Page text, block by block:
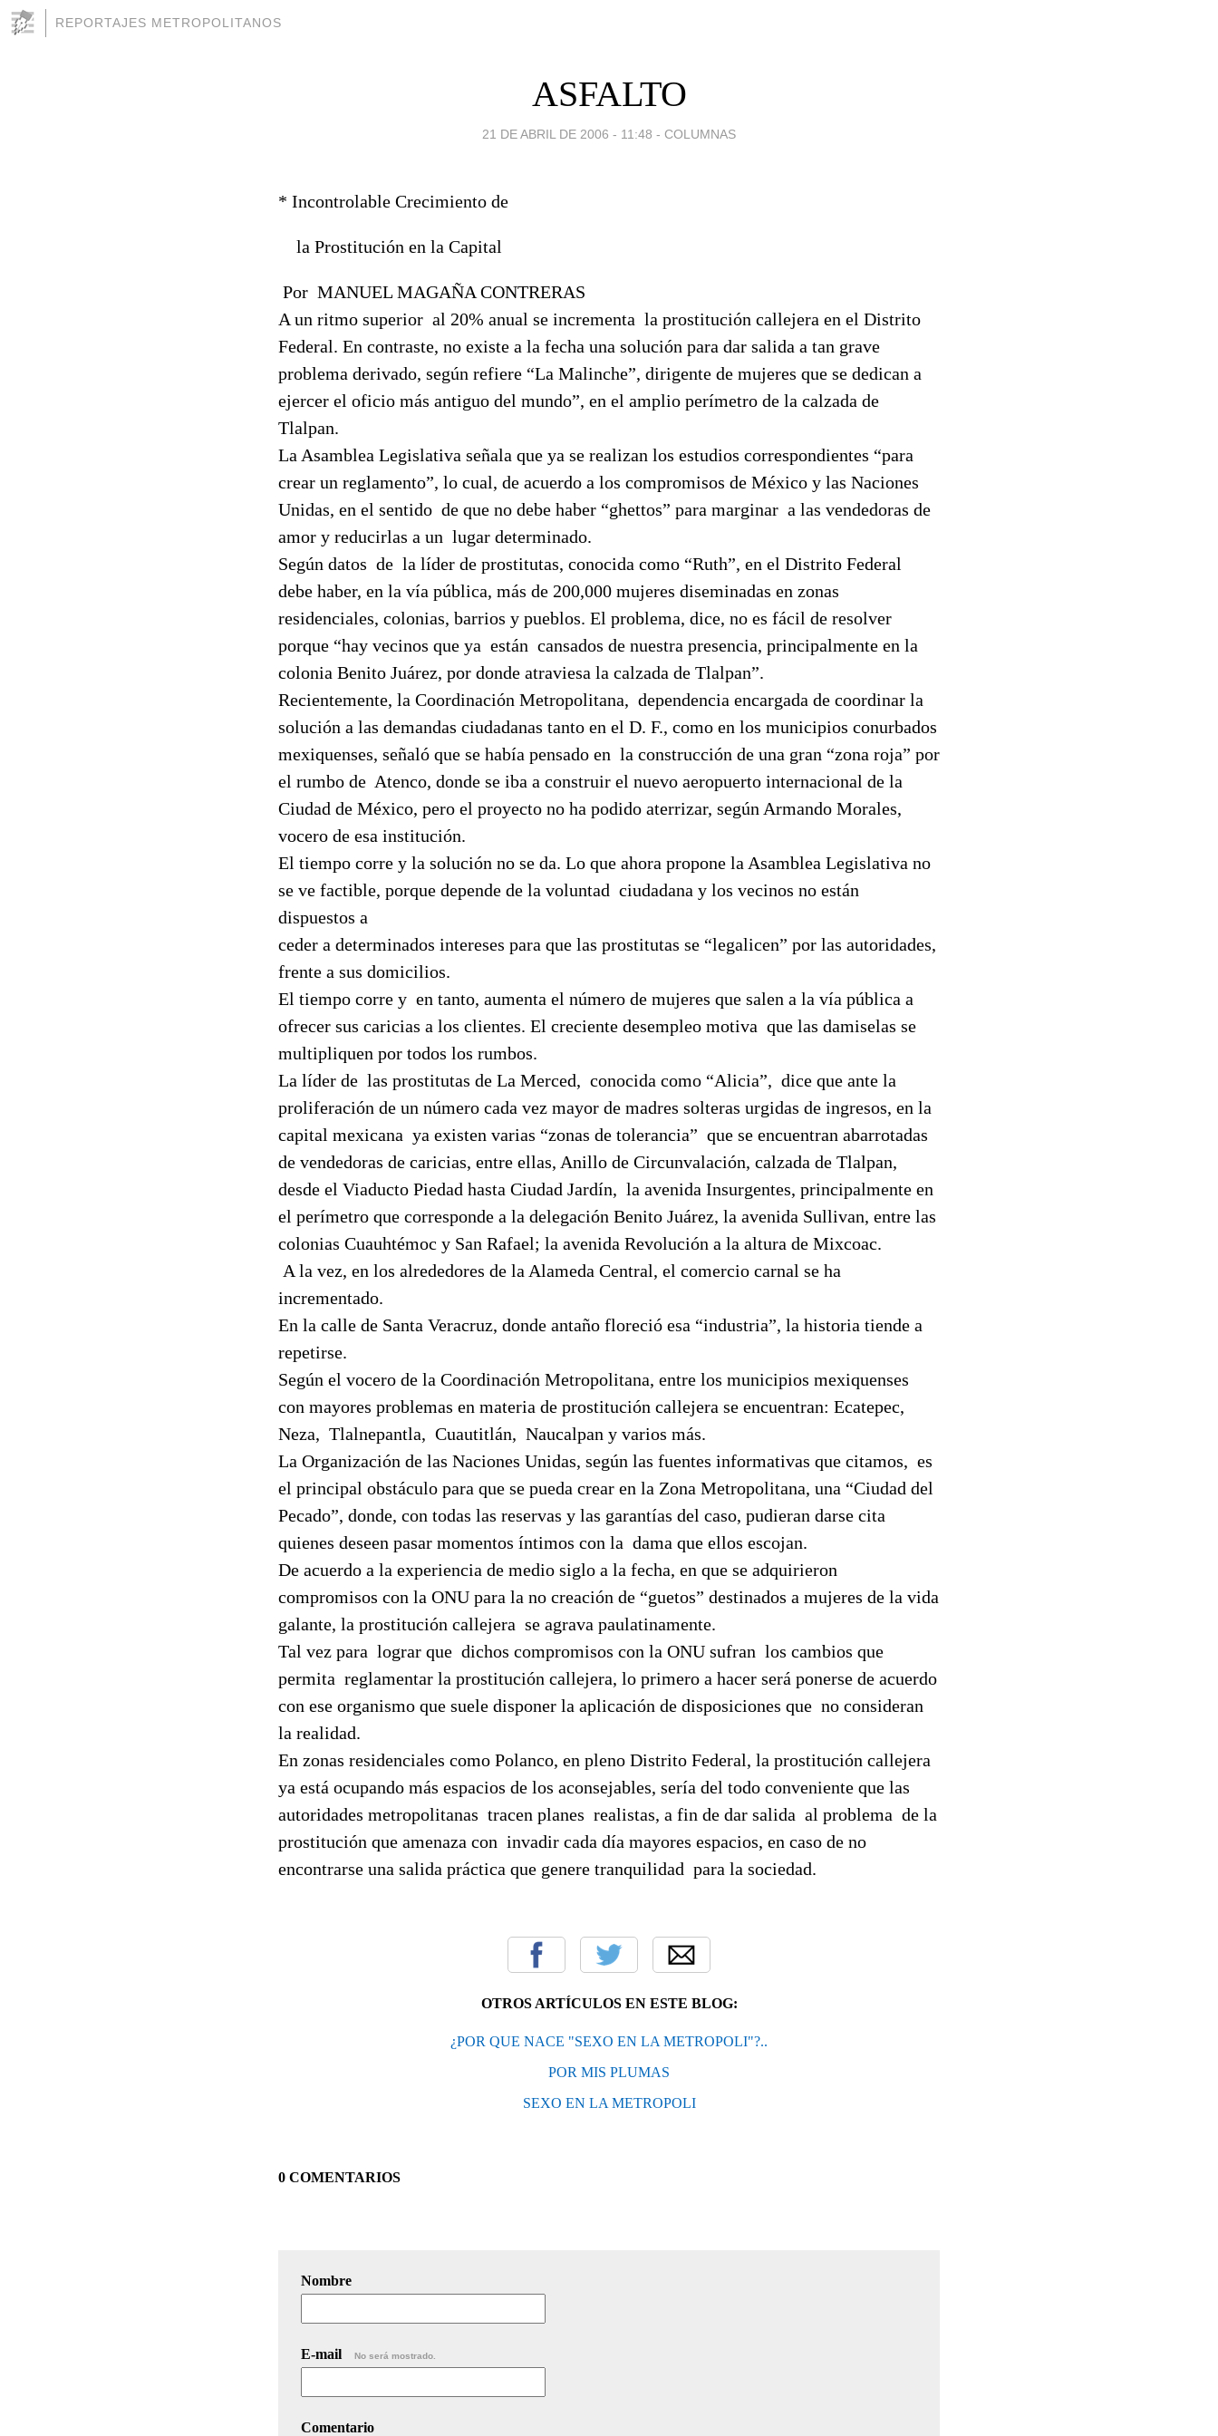
REPORTAJES METROPOLITANOS
ASFALTO
21 DE ABRIL DE 2006 - 11:48 - COLUMNAS
* Incontrolable Crecimiento de
la Prostitución en la Capital
Por MANUEL MAGAÑA CONTRERAS
A un ritmo superior al 20% anual se incrementa la prostitución callejera en el Distrito
Federal. En contraste, no existe a la fecha una solución para dar salida a tan grave
problema derivado, según refiere “La Malinche”, dirigente de mujeres que se dedican a
ejercer el oficio más antiguo del mundo”, en el amplio perímetro de la calzada de
Tlalpan.
La Asamblea Legislativa señala que ya se realizan los estudios correspondientes “para
crear un reglamento”, lo cual, de acuerdo a los compromisos de México y las Naciones
Unidas, en el sentido de que no debe haber “ghettos” para marginar a las vendedoras de
amor y reducirlas a un lugar determinado.
Según datos de la líder de prostitutas, conocida como “Ruth”, en el Distrito Federal
debe haber, en la vía pública, más de 200,000 mujeres diseminadas en zonas
residenciales, colonias, barrios y pueblos. El problema, dice, no es fácil de resolver
porque “hay vecinos que ya están cansados de nuestra presencia, principalmente en la
colonia Benito Juárez, por donde atraviesa la calzada de Tlalpan”.
Recientemente, la Coordinación Metropolitana, dependencia encargada de coordinar la
solución a las demandas ciudadanas tanto en el D. F., como en los municipios conurbados
mexiquenses, señaló que se había pensado en la construcción de una gran “zona roja” por
el rumbo de Atenco, donde se iba a construir el nuevo aeropuerto internacional de la
Ciudad de México, pero el proyecto no ha podido aterrizar, según Armando Morales,
vocero de esa institución.
El tiempo corre y la solución no se da. Lo que ahora propone la Asamblea Legislativa no
se ve factible, porque depende de la voluntad ciudadana y los vecinos no están
dispuestos a
ceder a determinados intereses para que las prostitutas se “legalicen” por las autoridades,
frente a sus domicilios.
El tiempo corre y en tanto, aumenta el número de mujeres que salen a la vía pública a
ofrecer sus caricias a los clientes. El creciente desempleo motiva que las damiselas se
multipliquen por todos los rumbos.
La líder de las prostitutas de La Merced, conocida como “Alicia”, dice que ante la
proliferación de un número cada vez mayor de madres solteras urgidas de ingresos, en la
capital mexicana ya existen varias “zonas de tolerancia” que se encuentran abarrotadas
de vendedoras de caricias, entre ellas, Anillo de Circunvalación, calzada de Tlalpan,
desde el Viaducto Piedad hasta Ciudad Jardín, la avenida Insurgentes, principalmente en
el perímetro que corresponde a la delegación Benito Juárez, la avenida Sullivan, entre las
colonias Cuauhtémoc y San Rafael; la avenida Revolución a la altura de Mixcoac.
A la vez, en los alrededores de la Alameda Central, el comercio carnal se ha
incrementado.
En la calle de Santa Veracruz, donde antaño floreció esa “industria”, la historia tiende a
repetirse.
Según el vocero de la Coordinación Metropolitana, entre los municipios mexiquenses
con mayores problemas en materia de prostitución callejera se encuentran: Ecatepec,
Neza, Tlalnepantla, Cuautitlán, Naucalpan y varios más.
La Organización de las Naciones Unidas, según las fuentes informativas que citamos, es
el principal obstáculo para que se pueda crear en la Zona Metropolitana, una “Ciudad del
Pecado”, donde, con todas las reservas y las garantías del caso, pudieran darse cita
quienes deseen pasar momentos íntimos con la dama que ellos escojan.
De acuerdo a la experiencia de medio siglo a la fecha, en que se adquirieron
compromisos con la ONU para la no creación de “guetos” destinados a mujeres de la vida
galante, la prostitución callejera se agrava paulatinamente.
Tal vez para lograr que dichos compromisos con la ONU sufran los cambios que
permita reglamentar la prostitución callejera, lo primero a hacer será ponerse de acuerdo
con ese organismo que suele disponer la aplicación de disposiciones que no consideran
la realidad.
En zonas residenciales como Polanco, en pleno Distrito Federal, la prostitución callejera
ya está ocupando más espacios de los aconsejables, sería del todo conveniente que las
autoridades metropolitanas tracen planes realistas, a fin de dar salida al problema de la
prostitución que amenaza con invadir cada día mayores espacios, en caso de no
encontrarse una salida práctica que genere tranquilidad para la sociedad.
OTROS ARTÍCULOS EN ESTE BLOG:
¿POR QUE NACE "SEXO EN LA METROPOLI"?..
POR MIS PLUMAS
SEXO EN LA METROPOLI
0 COMENTARIOS
Nombre
E-mail No será mostrado.
Comentario